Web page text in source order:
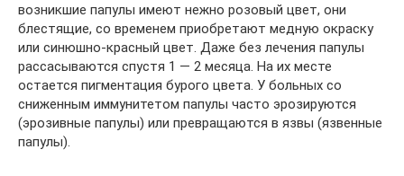
возникшие папулы имеют нежно розовый цвет, они
блестящие, со временем приобретают медную окраску
или синюшно-красный цвет. Даже без лечения папулы
рассасываются спустя 1 — 2 месяца. На их месте
остается пигментация бурого цвета. У больных со
сниженным иммунитетом папулы часто эрозируются
(эрозивные папулы) или превращаются в язвы (язвенные
папулы).